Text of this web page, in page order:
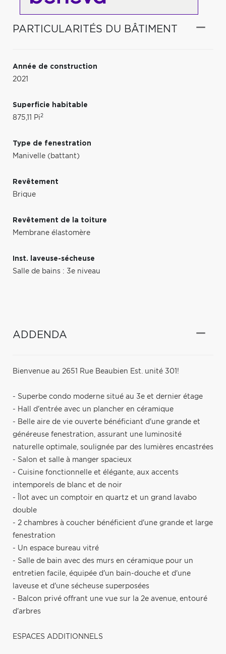
PARTICULARITÉS DU BÂTIMENT
Année de construction
2021
Superficie habitable
875,11 Pi2
Type de fenestration
Manivelle (battant)
Revêtement
Brique
Revêtement de la toiture
Membrane élastomère
Inst. laveuse-sécheuse
Salle de bains : 3e niveau
ADDENDA
Bienvenue au 2651 Rue Beaubien Est. unité 301!
- Superbe condo moderne situé au 3e et dernier étage
- Hall d'entrée avec un plancher en céramique
- Belle aire de vie ouverte bénéficiant d'une grande et
généreuse fenestration, assurant une luminosité
naturelle optimale, soulignée par des lumières encastrées
- Salon et salle à manger spacieux
- Cuisine fonctionnelle et élégante, aux accents
intemporels de blanc et de noir
- Îlot avec un comptoir en quartz et un grand lavabo
double
- 2 chambres à coucher bénéficient d'une grande et large
fenestration
- Un espace bureau vitré
- Salle de bain avec des murs en céramique pour un
entretien facile, équipée d'un bain-douche et d'une
laveuse et d'une sécheuse superposées
- Balcon privé offrant une vue sur la 2e avenue, entouré
d'arbres
ESPACES ADDITIONNELS